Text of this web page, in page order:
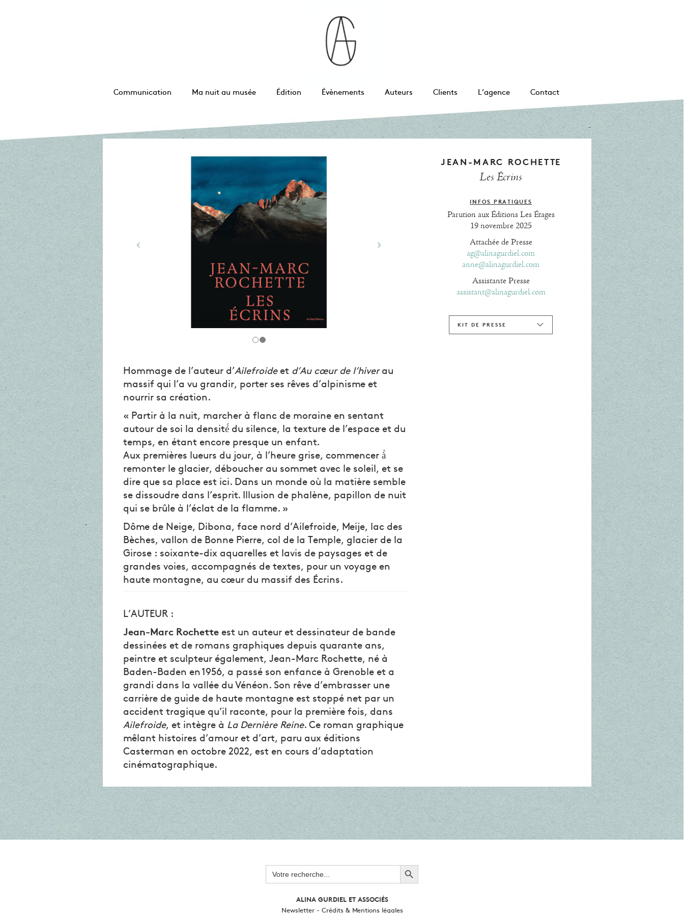
Communication Ma nuit au musée Édition Évènements Auteurs Clients L’agence Contact
Hommage de l’auteur d’Ailefroideet d’Au cœur de l’hiverau
massif qui l’a vu grandir, porter ses rêves d’alpinisme et
nourrir sa création.
« Partir à la nuit, marcher à flanc de moraine en sentant
autour de soi la densité́ du silence, la texture de l’espace et du
temps, en étant encore presque un enfant.
Aux premières lueurs du jour, à l’heure grise, commencer à̀
remonter le glacier, déboucher au sommet avec le soleil, et se
dire que sa place est ici. Dans un monde où la matière semble
se dissoudre dans l’esprit. Illusion de phalène, papillon de nuit
qui se brûle à l’éclat de la flamme. »
Dôme de Neige, Dibona, face nord d’Ailefroide, Meije, lac des
Bèches, vallon de Bonne Pierre, col de la Temple, glacier de la
Girose : soixante-dix aquarelles et lavis de paysages et de
grandes voies, accompagnés de textes, pour un voyage en
haute montagne, au cœur du massif des Écrins.
L’AUTEUR :
Jean-Marc Rochette est un auteur et dessinateur de bande
dessinées et de romans graphiques depuis quarante ans,
peintre et sculpteur également, Jean-Marc Rochette, né à
Baden-Baden en 1956, a passé son enfance à Grenoble et a
grandi dans la vallée du Vénéon. Son rêve d’embrasser une
carrière de guide de haute montagne est stoppé net par un
accident tragique qu’il raconte, pour la première fois, dans
Ailefroide, et intègre à La Dernière Reine. Ce roman graphique
mêlant histoires d’amour et d’art, paru aux éditions
Casterman en octobre 2022, est en cours d’adaptation
cinématographique.
JEAN-MARC ROCHETTE
Les Écrins
INFOS PRATIQUES
Parution aux Éditions Les Étages
19 novembre 2025
Attachée de Presse
ag@alinagurdiel.com
anne@alinagurdiel.com
Assistante Presse
assistant@alinagurdiel.com
KIT DE PRESSE
Search
for:
Search Button
ALINA GURDIEL ET ASSOCIÉS
Newsletter- Crédits & Mentions légales